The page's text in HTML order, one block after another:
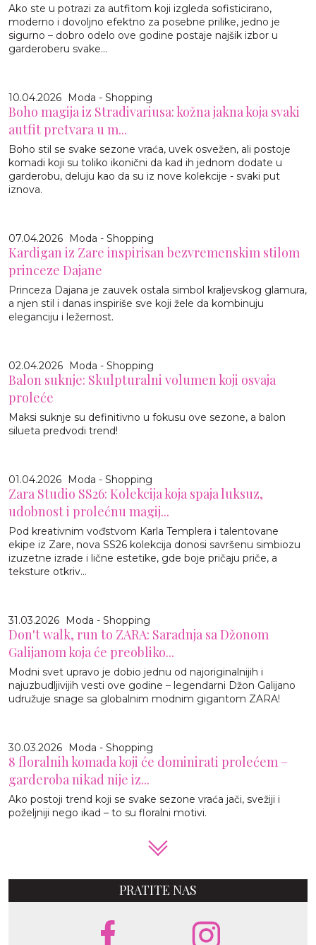
Ako ste u potrazi za autfitom koji izgleda sofisticirano,
moderno i dovoljno efektno za posebne prilike, jedno je
sigurno – dobro odelo ove godine postaje najšik izbor u
garderoberu svake...
10.04.2026 Moda - Shopping
Boho magija iz Stradivariusa: kožna jakna koja svaki
autfit pretvara u m...
Boho stil se svake sezone vraća, uvek osvežen, ali postoje
komadi koji su toliko ikonični da kad ih jednom dodate u
garderobu, deluju kao da su iz nove kolekcije - svaki put
iznova.
07.04.2026 Moda - Shopping
Kardigan iz Zare inspirisan bezvremenskim stilom
princeze Dajane
Princeza Dajana je zauvek ostala simbol kraljevskog glamura,
a njen stil i danas inspiriše sve koji žele da kombinuju
eleganciju i ležernost.
02.04.2026 Moda - Shopping
Balon suknje: Skulpturalni volumen koji osvaja
proleće
Maksi suknje su definitivno u fokusu ove sezone, a balon
silueta predvodi trend!
01.04.2026 Moda - Shopping
Zara Studio SS26: Kolekcija koja spaja luksuz,
udobnost i prolećnu magij...
Pod kreativnim vođstvom Karla Templera i talentovane
ekipe iz Zare, nova SS26 kolekcija donosi savršenu simbiozu
izuzetne izrade i lične estetike, gde boje pričaju priče, a
teksture otkriv...
31.03.2026 Moda - Shopping
Don't walk, run to ZARA: Saradnja sa Džonom
Galijanom koja će preobliko...
Modni svet upravo je dobio jednu od najoriginalnijih i
najuzbudljivijih vesti ove godine – legendarni Džon Galijano
udružuje snage sa globalnim modnim gigantom ZARA!
30.03.2026 Moda - Shopping
8 floralnih komada koji će dominirati prolećem –
garderoba nikad nije iz...
Ako postoji trend koji se svake sezone vraća jači, svežiji i
poželjniji nego ikad – to su floralni motivi.
PRATITE NAS